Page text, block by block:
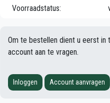
Voorraadstatus:
Om te bestellen dient u eerst in
account aan te vragen.
Inloggen Account aanvragen